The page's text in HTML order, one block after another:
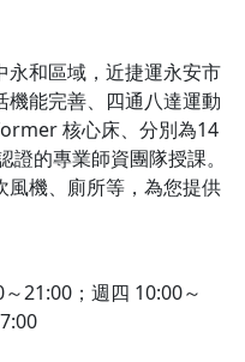
永和區域，近捷運永安市
能完善、四通八達運動
核心床、分別為14
的專業師資團隊授課。
風機、廁所等，為您提供
21:00；週四 10:00～